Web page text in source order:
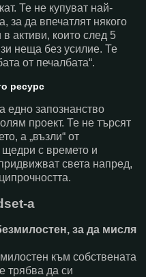
Те не купуват най-
за да впечатлят някого
активи, които след 5
неща без усилие. Те
от печалбата“.
ресурс
едно запознанство
проект. Те не търсят
а „възли“ от
с времето и
света напред,
а
за да мисля
към собствената
трябва да си